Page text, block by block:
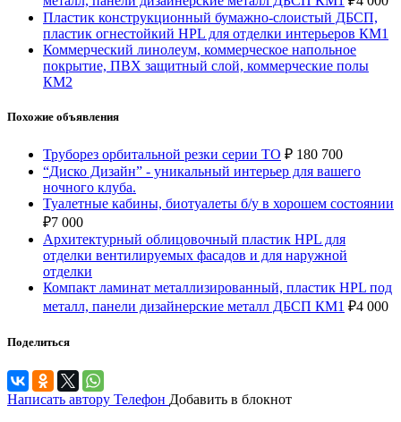
Пластик конструкционный бумажно-слоистый ДБСП,
пластик огнестойкий HPL для отделки интерьеров КМ1
Коммерческий линолеум, коммерческое напольное
покрытие, ПВХ защитный слой, коммерческие полы
КМ2
Похожие объявления
Труборез орбитальной резки серии ТO ₽ 180 700
“Диско Дизайн” - уникальный интерьер для вашего
ночного клуба.
Туалетные кабины, биотуалеты б/у в хорошем состоянии
₽7 000
Архитектурный облицовочный пластик HPL для
отделки вентилируемых фасадов и для наружной
отделки
Компакт ламинат металлизированный, пластик HPL под
металл, панели дизайнерские металл ДБСП КМ1 ₽4 000
Поделиться
Написать автору Телефон Добавить в блокнот